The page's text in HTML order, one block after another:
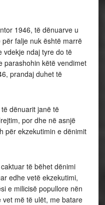
1946, të dënuarve u
falje nuk është marrë
vdekje ndaj tyre do të
parashohin këtë vendimet
prandaj duhet të
dënuarit janë të
por dhe në asnjë
për ekzekutimin e dënimit
të bëhet dënimi
edhe vetë ekzekutimi,
e milicisë popullore nën
më të ulët, me batare